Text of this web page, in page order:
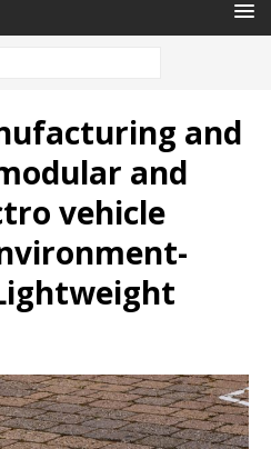
and
and
vehicle